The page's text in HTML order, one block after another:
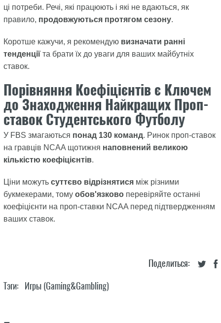
ці потреби. Речі, які працюють і які не вдаються, як
правило, продовжуються протягом сезону.
Коротше кажучи, я рекомендую визначати ранні
тенденціїта брати їх до уваги для ваших майбутніх
ставок.
Порівняння Коефіцієнтів є Ключем
до Знаходження Найкращих Проп-
ставок Студентського Футболу
У FBS змагаються понад 130 команд. Ринок проп-ставок
на гравців NCAA щотижня наповнений великою
кількістю коефіцієнтів.
Ціни можуть суттєво відрізнятисяміж різними
букмекерами, тому обов'язковоперевіряйте останні
коефіцієнти на проп-ставки NCAA перед підтвердженням
ваших ставок.
Поделиться:
Тэги: Игры (gaming&gambling)